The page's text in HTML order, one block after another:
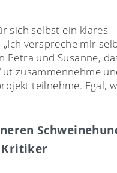
sich selbst ein klares
verspreche mir
Petra und Susanne,
zusammennehme
teilnehme. Egal,
Kritiker